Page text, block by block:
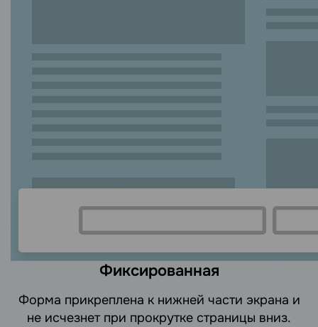
Фиксированная
Форма прикреплена к нижней части экрана и
не исчезнет при прокрутке страницы вниз.